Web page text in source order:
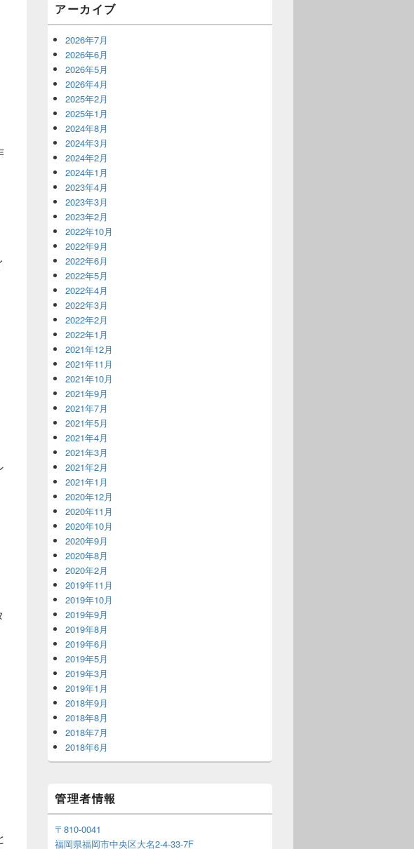
アーカイブ
2026年7月
2026年6月
2026年5月
2026年4月
2025年2月
2025年1月
2024年8月
2024年3月
2024年2月
2024年1月
2023年4月
2023年3月
2023年2月
2022年10月
2022年9月
2022年6月
2022年5月
2022年4月
2022年3月
2022年2月
2022年1月
2021年12月
2021年11月
2021年10月
2021年9月
2021年7月
2021年5月
2021年4月
2021年3月
2021年2月
2021年1月
2020年12月
2020年11月
2020年10月
2020年9月
2020年8月
2020年2月
2019年11月
2019年10月
2019年9月
2019年8月
2019年6月
2019年5月
2019年3月
2019年1月
2018年9月
2018年8月
2018年7月
2018年6月
管理者情報
〒810-0041
福岡県福岡市中央区大名2-4-33-7F